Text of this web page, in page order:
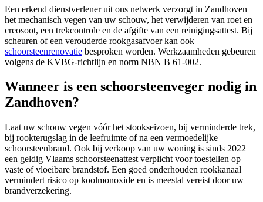
Een erkend dienstverlener uit ons netwerk verzorgt in Zandhoven
het mechanisch vegen van uw schouw, het verwijderen van roet en
creosoot, een trekcontrole en de afgifte van een reinigingsattest. Bij
scheuren of een verouderde rookgasafvoer kan ook
schoorsteenrenovatie besproken worden. Werkzaamheden gebeuren
volgens de KVBG-richtlijn en norm NBN B 61-002.
Wanneer is een schoorsteenveger nodig in
Zandhoven?
Laat uw schouw vegen vóór het stookseizoen, bij verminderde trek,
bij rookterugslag in de leefruimte of na een vermoedelijke
schoorsteenbrand. Ook bij verkoop van uw woning is sinds 2022
een geldig Vlaams schoorsteenattest verplicht voor toestellen op
vaste of vloeibare brandstof. Een goed onderhouden rookkanaal
vermindert risico op koolmonoxide en is meestal vereist door uw
brandverzekering.